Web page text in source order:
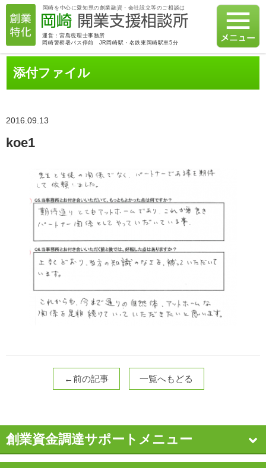
岡崎を中心に愛知県の創業融資・会社設立等のご相談は
運営：宮島税理士事務所
岡崎警察署バス停前 JR岡崎駅・名鉄東岡崎駅車5分
添付ファイル
2016.09.13
koe1
←前の記事 一覧へもどる
創業資金調達サポートメニュー